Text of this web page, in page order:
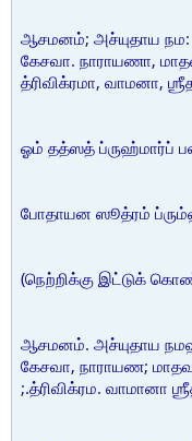
ஆசமனம்; அச்யுதாய
கேசவா. நாராயணா,
த்ரிவிக்ரமா, வாமனா,
ஓம் தத்ஸத் ப்ருஹ்மார்ப்
போதாயன ஸூத்ரம்
(நெற்றிக்கு இட்டுக்
ஆசமனம். அச்யுதாய
கேசவா, நாராயண;
;.த்ரிவிக்ரம. வாமானா